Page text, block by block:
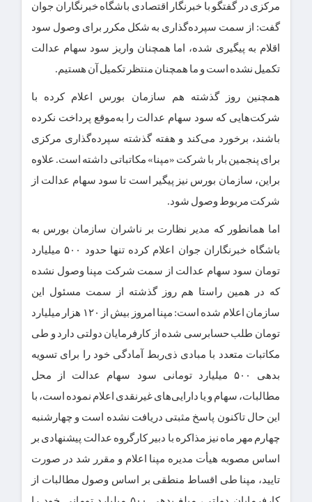
مرکزی در گفتگو با خبرنگار اقتصادی باشگاه خبرنگاران جوان
گفت: از سمت سپرده‌گذاری به شکل مکرر برای وصول سود
اقلام به پیگیری شده، اما همچنان واریز سود سهام عدالت
تکمیل نشده است و ما همچنان منتظر تکمیل آن هستیم.
همچنین روز گذشته هم سازمان بورس اعلام کرده با
شرکت‌هایی که سود سهام عدالت را به‌موقع پرداخت نکرده
باشند، برخورد می‌کند و هفته گذشته سپرده‌گذاری مرکزی
برای پنجمین بار با شرکت «مپنا» مکاتباتی داشته است. علاوه
براین، سازمان بورس نیز پیگیر است تا سود سهام عدالت از
شرکت مربوط وصول شود.
اما همانطور که مدیر نظارت بر ناشران سازمان بورس به
باشگاه خبرنگاران جوان اعلام کرده تنها حدود ۵۰۰ میلیارد
تومان سود سهام عدالت از سمت شرکت مپنا وصول نشده
که در همین راستا هم روز گذشته از سمت مسئول این
سازمان اعلام شده است: مپنا امروز بیش از ۱۲۰ هزار میلیارد
تومان طلب حسابرسی شده از کارفرمایان دولتی دارد و طی
مکاتبات متعدد با مبادی ذی‌ربط آمادگی خود را برای تسویه
بدهی ۵۰۰ میلیارد تومانی سود سهام عدالت از محل
مطالبات، سهام و یا دارایی‌های غیرنقدی اعلام نموده است، با
این حال تاکنون پاسخ مثبتی دریافت نشده است و چهارشنبه
چهارم مهر ماه نیز مذاکره با دبیر کارگروه عدالت پیشنهادی بر
اساس مصوبه هیأت مدیره مپنا اعلام و مقرر شد در صورت
تایید، مپنا طی اقساط منطقی بر اساس وصول مطالبات از